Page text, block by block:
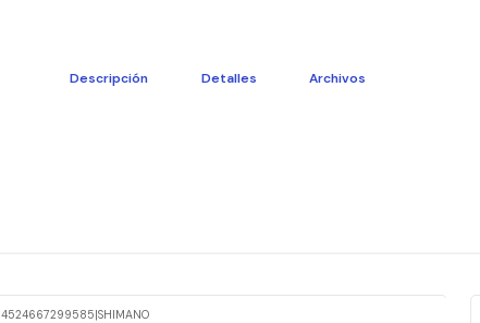
Descripción Detalles Archivos
4524667299585|SHIMANO